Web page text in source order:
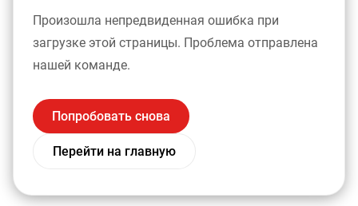
Произошла непредвиденная ошибка при
загрузке этой страницы. Проблема отправлена
нашей команде.
Попробовать снова
Перейти на главную